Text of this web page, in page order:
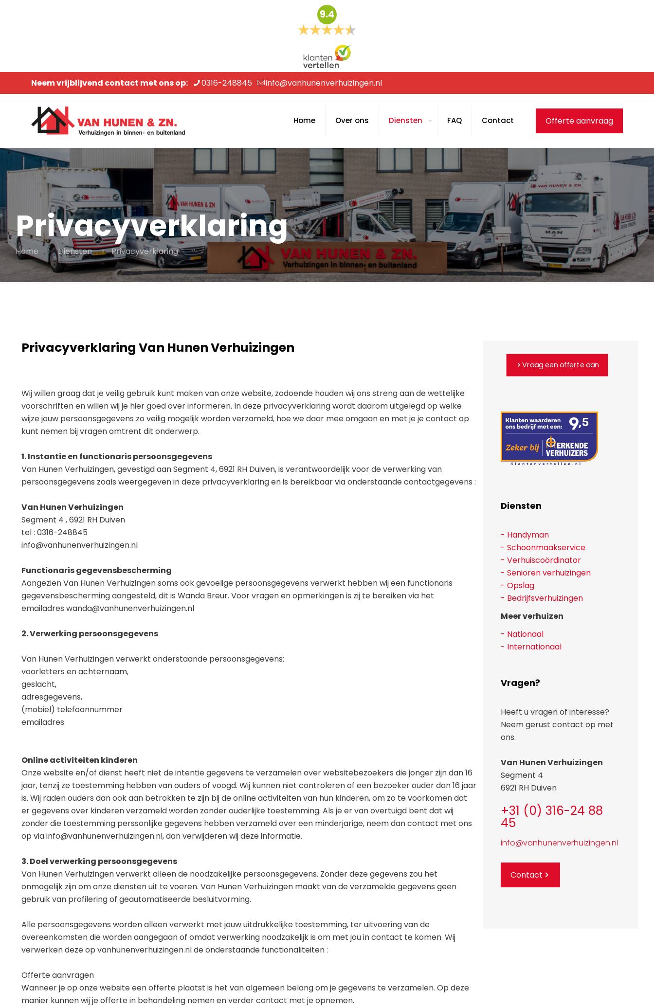
9.4
Neem vrijblijvend contact met ons op: 0316-248845 info@vanhunenverhuizingen.nl
Home Over ons Diensten FAQ Contact Offerte aanvraag
Privacyverklaring
Home Diensten Privacyverklaring
Privacyverklaring Van Hunen Verhuizingen
Wij willen graag dat je veilig gebruik kunt maken van onze website, zodoende houden wij ons streng aan de wettelijke
voorschriften en willen wij je hier goed over informeren. In deze privacyverklaring wordt daarom uitgelegd op welke
wijze jouw persoonsgegevens zo veilig mogelijk worden verzameld, hoe we daar mee omgaan en met je je contact op
kunt nemen bij vragen omtrent dit onderwerp.
1. Instantie en functionaris persoonsgegevens
Van Hunen Verhuizingen, gevestigd aan Segment 4, 6921 RH Duiven, is verantwoordelijk voor de verwerking van
persoonsgegevens zoals weergegeven in deze privacyverklaring en is bereikbaar via onderstaande contactgegevens :
Van Hunen Verhuizingen
Segment 4 , 6921 RH Duiven
tel : 0316-248845
info@vanhunenverhuizingen.nl
Functionaris gegevensbescherming
Aangezien Van Hunen Verhuizingen soms ook gevoelige persoonsgegevens verwerkt hebben wij een functionaris
gegevensbescherming aangesteld, dit is Wanda Breur. Voor vragen en opmerkingen is zij te bereiken via het
emailadres wanda@vanhunenverhuizingen.nl
2. Verwerking persoonsgegevens
Van Hunen Verhuizingen verwerkt onderstaande persoonsgegevens:
voorletters en achternaam,
geslacht,
adresgegevens,
(mobiel) telefoonnummer
emailadres
Online activiteiten kinderen
Onze website en/of dienst heeft niet de intentie gegevens te verzamelen over websitebezoekers die jonger zijn dan 16
jaar, tenzij ze toestemming hebben van ouders of voogd. Wij kunnen niet controleren of een bezoeker ouder dan 16 jaar
is. Wij raden ouders dan ook aan betrokken te zijn bij de online activiteiten van hun kinderen, om zo te voorkomen dat
er gegevens over kinderen verzameld worden zonder ouderlijke toestemming. Als je er van overtuigd bent dat wij
zonder die toestemming perssonlijke gegevens hebben verzameld over een minderjarige, neem dan contact met ons
op via info@vanhunenverhuizingen.nl, dan verwijderen wij deze informatie.
3. Doel verwerking persoonsgegevens
Van Hunen Verhuizingen verwerkt alleen de noodzakelijke persoonsgegevens. Zonder deze gegevens zou het
onmogelijk zijn om onze diensten uit te voeren. Van Hunen Verhuizingen maakt van de verzamelde gegevens geen
gebruik van profilering of geautomatiseerde besluitvorming.
Alle persoonsgegevens worden alleen verwerkt met jouw uitdrukkelijke toestemming, ter uitvoering van de
overeenkomsten die worden aangegaan of omdat verwerking noodzakelijk is om met jou in contact te komen. Wij
verwerken deze op vanhunenverhuizingen.nl de onderstaande functionaliteiten :
Offerte aanvragen
Wanneer je op onze website een offerte plaatst is het van algemeen belang om je gegevens te verzamelen. Op deze
manier kunnen wij je offerte in behandeling nemen en verder contact met je opnemen.
Vraag een offerte aan
Diensten
- Handyman
- Schoonmaakservice
- Verhuiscoördinator
- Senioren verhuizingen
- Opslag
- Bedrijfsverhuizingen
Meer verhuizen
- Nationaal
- Internationaal
Vragen?
Heeft u vragen of interesse?
Neem gerust contact op met
ons.
Van Hunen Verhuizingen
Segment 4
6921 RH Duiven
+31 (0) 316-24 88
45
info@vanhunenverhuizingen.nl
Contact